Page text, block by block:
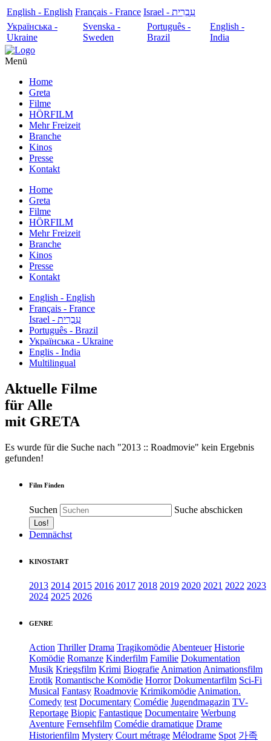
English - English Français - France
עִבְרִית - Israel
Українська -
Ukraine
Svenska -
Sweden
Português -
Brazil
English -
India
Menü
Home
Greta
Filme
HÖRFILM
Mehr Freizeit
Branche
Kinos
Presse
Kontakt
Home
Greta
Filme
HÖRFILM
Mehr Freizeit
Branche
Kinos
Presse
Kontakt
English - English
Français - France
עִבְרִית - Israel
Português - Brazil
Українська - Ukraine
Englis - India
Multilingual
Aktuelle Filme
für Alle
mit GRETA
Es wurde für die Suche nach "2013 :: Roadmovie" kein Ergebnis
gefunden!
Film Finden
Suchen Suche abschicken
Demnächst
KINOSTART
2013 2014 2015 2016 2017 2018 2019 2020 2021 2022 2023
2024 2025 2026
GENRE
Action Thriller Drama Tragikomödie Abenteuer Historie
Komödie Romanze Kinderfilm Familie Dokumentation
Musik Kriegsfilm Krimi Biografie Animation Animationsfilm
Erotik Romantische Komödie Horror Dokumentarfilm Sci-Fi
Musical Fantasy Roadmovie Krimikomödie Animation.
Comedy test Documentary Comédie Jugendmagazin TV-
Reportage Biopic Fantastique Documentaire Werbung
Aventure Fernsehfilm Comédie dramatique Drame
Historienfilm Mystery Court métrage Mélodrame Spot 가족